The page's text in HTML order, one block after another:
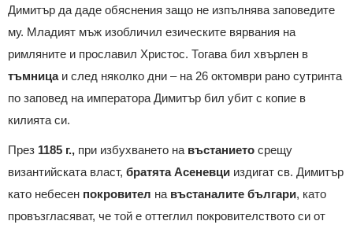
Димитър да даде обяснения защо не изпълнява заповедите
му. Младият мъж изобличил езическите вярвания на
римляните и прославил Христос. Тогава бил хвърлен в
тъмницаи след няколко дни – на 26 октомври рано сутринта
по заповед на императора Димитър бил убит с копие в
килията си.
През 1185 г., при избухването на въстанието срещу
византийската власт, братята Асеневци издигат св. Димитър
като небесен покровител на въстаналите българи, като
провъзгласяват, че той е оттеглил покровителството си от